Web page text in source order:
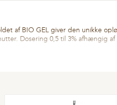
af BIO GEL giver den unikke
Dosering 0,5 til 3% afhængig